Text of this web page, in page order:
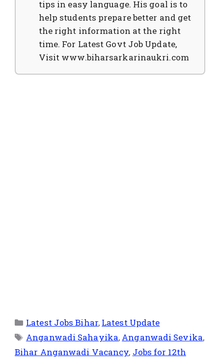
tips in easy language. His goal is to
help students prepare better and get
the right information at the right
time. For Latest Govt Job Update,
Visit www.biharsarkarinaukri.com
Latest Jobs Bihar, Latest Update
Anganwadi Sahayika, Anganwadi Sevika,
Bihar Anganwadi Vacancy, Jobs for 12th